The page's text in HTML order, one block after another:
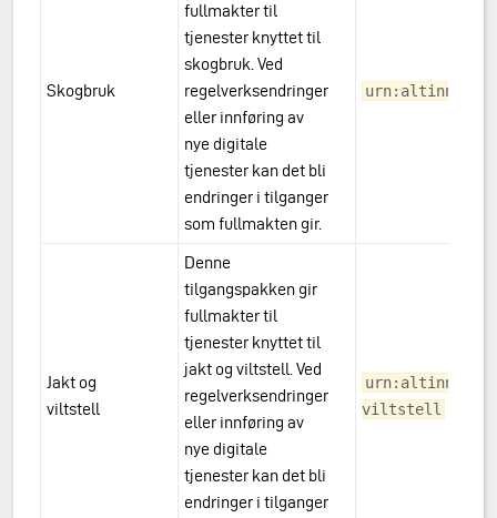
Skogbruk
fullmakter til
tjenester knyttet til
skogbruk. Ved
regelverksendringer
eller innføring av
nye digitale
tjenester kan det bli
endringer i tilganger
som fullmakten gir.
Jakt og
viltstell
Denne
tilgangspakken gir
fullmakter til
tjenester knyttet til
jakt og viltstell. Ved
regelverksendringer
eller innføring av
nye digitale
tjenester kan det bli
endringer i tilganger
viltstell